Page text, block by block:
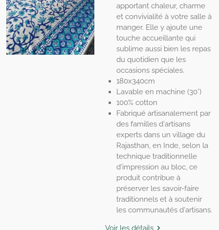
apportant chaleur, charme
et convivialité à votre salle à
manger. Elle y ajoute une
touche accueillante qui
sublime aussi bien les repas
du quotidien que les
occasions spéciales.
180x340cm
Lavable en machine (30°)
100% cotton
Fabriqué artisanalement par
des familles d'artisans
experts dans un village du
Rajasthan, en Inde, selon la
technique traditionnelle
d'impression au bloc, ce
produit contribue à
préserver les savoir-faire
traditionnels et à soutenir
les communautés d'artisans.
Voir les détails